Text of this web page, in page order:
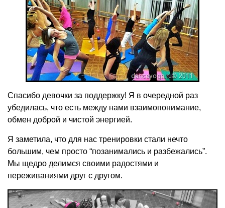
Спасибо девочки за поддержку! Я в очередной раз
убедилась, что есть между нами взаимопонимание,
обмен доброй и чистой энергией.
Я заметила, что для нас тренировки стали нечто
большим, чем просто “позанимались и разбежались”.
Мы щедро делимся своими радостями и
переживаниями друг с другом.